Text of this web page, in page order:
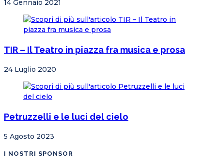
14 Gennaio 2021
TIR – Il Teatro in piazza fra musica e prosa
24 Luglio 2020
Petruzzelli e le luci del cielo
5 Agosto 2023
I NOSTRI SPONSOR